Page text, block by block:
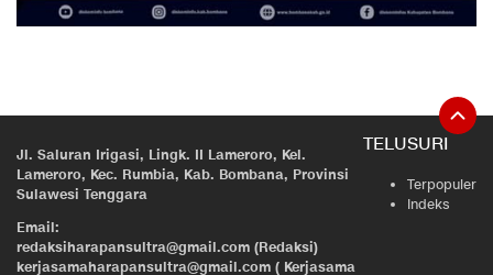
Jl. Saluran Irigasi, Lingk. II Lameroro, Kel.
Lameroro, Kec. Rumbia, Kab. Bombana, Provinsi
Sulawesi Tenggara
Email:
redaksiharapansultra@gmail.com (Redaksi)
kerjasamaharapansultra@gmail.com ( Kerjasama
TELUSURI
Terpopuler
Indeks